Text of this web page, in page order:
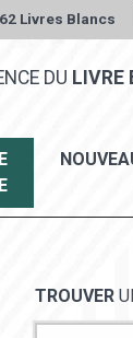
Livres Blancs
DU LIVRE
TROUVER